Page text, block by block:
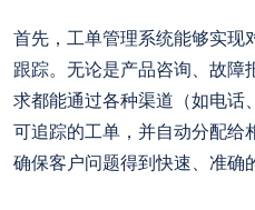
首先，工单管理系统能够实现
跟踪。无论是产品咨询、故障
求都能通过各种渠道（如电话
可追踪的工单，并自动分配给
确保客户问题得到快速、准确